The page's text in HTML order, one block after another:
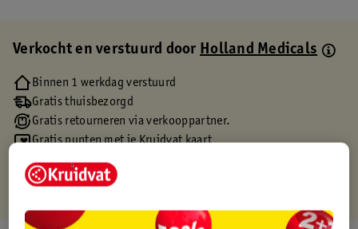
Verkocht en verstuurd doorHolland Medicals
Binnen 1 werkdag verstuurd
Gratis thuisbezorgd
Gratis retourneren via verkooppartner.
Gratis punten met je Kruidvat kaart